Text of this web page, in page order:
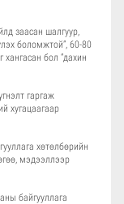
заасан шалгуур,
боломжтой”, 60-80
хангасан бол “дахин
гаргаж
хугацаагаар
хөтөлбөрийн
мэдээллээр
байгууллага